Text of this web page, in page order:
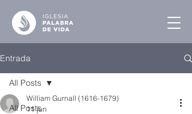
Entrada
All Posts
All Posts
William Gurnall (1616-1679)
11 jun